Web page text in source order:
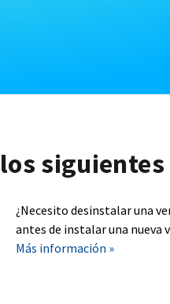
¿Necesito desinstalar una
antes de instalar una nueva
Más información »